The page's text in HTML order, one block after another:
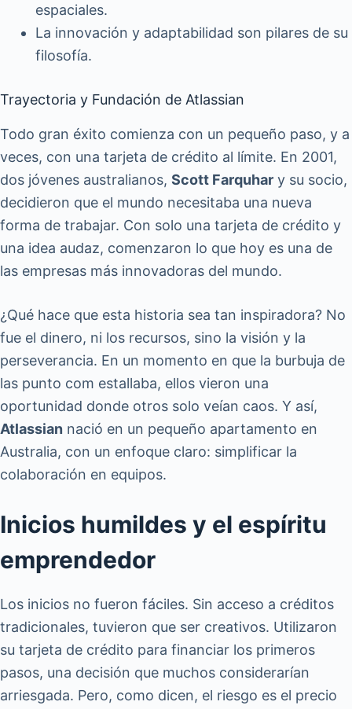
espaciales.
La innovación y adaptabilidad son pilares de su
filosofía.
Trayectoria y Fundación de Atlassian
Todo gran éxito comienza con un pequeño paso, y a
veces, con una tarjeta de crédito al límite. En 2001,
dos jóvenes australianos, Scott Farquhar y su socio,
decidieron que el mundo necesitaba una nueva
forma de trabajar. Con solo una tarjeta de crédito y
una idea audaz, comenzaron lo que hoy es una de
las empresas más innovadoras del mundo.
¿Qué hace que esta historia sea tan inspiradora? No
fue el dinero, ni los recursos, sino la visión y la
perseverancia. En un momento en que la burbuja de
las punto com estallaba, ellos vieron una
oportunidad donde otros solo veían caos. Y así,
Atlassian nació en un pequeño apartamento en
Australia, con un enfoque claro: simplificar la
colaboración en equipos.
Inicios humildes y el espíritu
emprendedor
Los inicios no fueron fáciles. Sin acceso a créditos
tradicionales, tuvieron que ser creativos. Utilizaron
su tarjeta de crédito para financiar los primeros
pasos, una decisión que muchos considerarían
arriesgada. Pero, como dicen, el riesgo es el precio